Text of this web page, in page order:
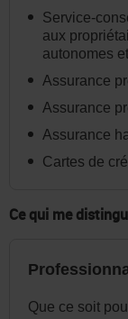
Service-
aux
autonomes
Assurance
Assurance
Assurance
Cartes de
Ce qui me
Que ce soit